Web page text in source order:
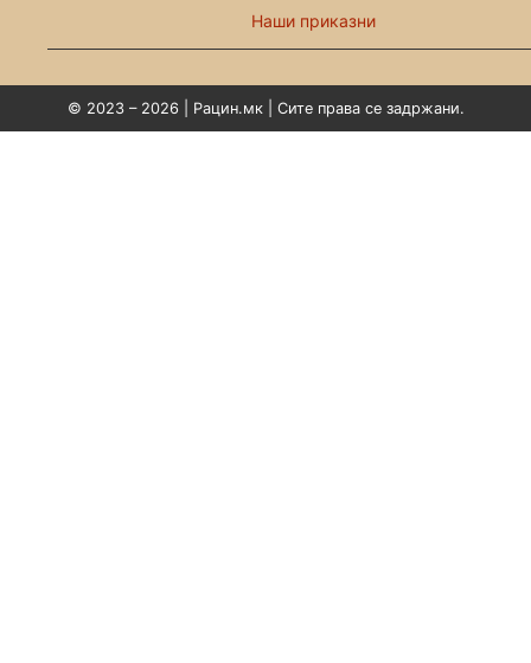
Наши приказни
© 2023 – 2026 | Рацин.мк | Сите права се задржани.